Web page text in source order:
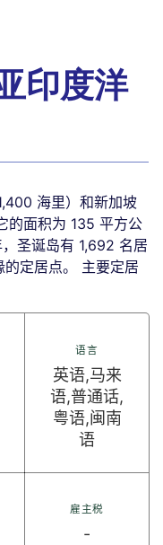
印度洋
海里）和新加坡
的面积为 135 平方公
圣诞岛有 1,692 名居
的定居点。 主要定居
语言
英语,马来
语,普通话,
粤语,闽南
语
雇主税
-